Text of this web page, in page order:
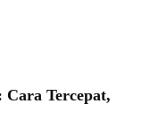
Cara Tercepat,